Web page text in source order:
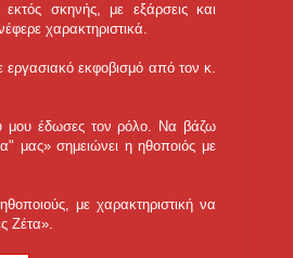
σκηνής, με εξάρσεις και
χαρακτηριστικά.
εργασιακό εκφοβισμό από τον κ.
μου έδωσες τον ρόλο. Να βάζω
μας» σημειώνει η ηθοποιός με
με χαρακτηριστική να
Ζέτα».